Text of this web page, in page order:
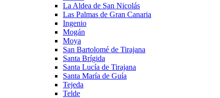
La Aldea de San Nicolás
Las Palmas de Gran Canaria
Ingenio
Mogán
Moya
San Bartolomé de Tirajana
Santa Brígida
Santa Lucía de Tirajana
Santa María de Guía
Tejeda
Telde